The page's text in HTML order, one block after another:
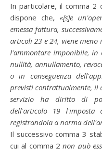
In particolare, il comma 2
dispone che, «[s]e
emessa fattura,
articoli 23 e 24, viene
l'ammontare imponibile, in
nullità, annullamento,
o in conseguenza
previsti contrattualmente, il
servizio ha diritto di
dell'articolo 19 l'imposta
registrandola a norma
Il successivo comma 3
cui al comma 2non può